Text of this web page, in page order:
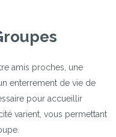
amis proches, une
enterrement de vie de
pour accueillir
varient, vous permettant